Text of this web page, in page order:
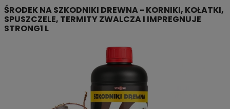
ŚRODEK NA SZKODNIKI DREWNA - KORNIKI, KOŁATKI,
SPUSZCZELE, TERMITY ZWALCZA I IMPREGNUJE
STRONG1 L